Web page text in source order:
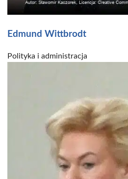
Edmund Wittbrodt
Polityka i administracja